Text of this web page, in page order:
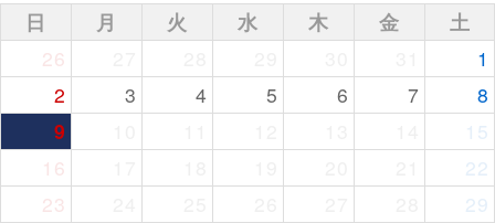
日 月 火 水 木 金
土
26
1
2
3 4 5 6 7
8
9
15
16
22
23
29